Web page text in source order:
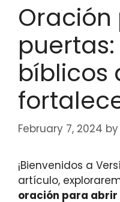
bíblicos
February 7, 2024 by
¡Bienvenidos a
artículo,
oración para